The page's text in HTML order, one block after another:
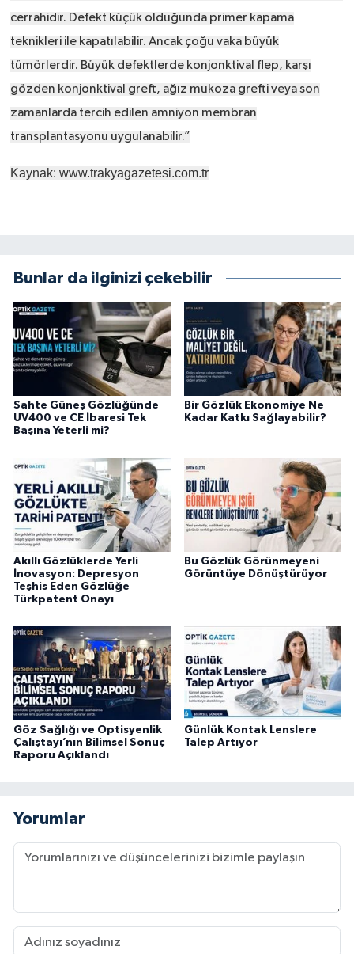
cerrahidir. Defekt küçük olduğunda primer kapama
teknikleri ile kapatılabilir. Ancak çoğu vaka büyük
tümörlerdir. Büyük defektlerde konjonktival flep, karşı
gözden konjonktival greft, ağız mukoza grefti veya son
zamanlarda tercih edilen amniyon membran
transplantasyonu uygulanabilir.”
Kaynak: www.trakyagazetesi.com.tr
Bunlar da ilginizi çekebilir
Sahte Güneş Gözlüğünde
UV400 ve CE İbaresi Tek
Başına Yeterli mi?
Bir Gözlük Ekonomiye Ne
Kadar Katkı Sağlayabilir?
Akıllı Gözlüklerde Yerli
İnovasyon: Depresyon
Teşhis Eden Gözlüğe
Türkpatent Onayı
Bu Gözlük Görünmeyeni
Görüntüye Dönüştürüyor
Göz Sağlığı ve Optisyenlik
Çalıştayı’nın Bilimsel Sonuç
Raporu Açıklandı
Günlük Kontak Lenslere
Talep Artıyor
Yorumlar